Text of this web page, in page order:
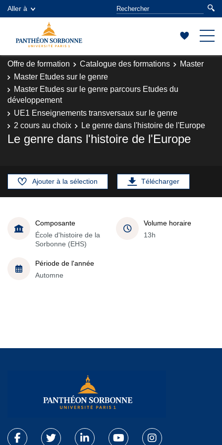
Aller à
Offre de formation Catalogue des formations
Master
Master Etudes sur le genre
Master Etudes sur le genre parcours Etudes du
développement
UE1 Enseignements transversaux sur le genre
2 cours au choix
Le genre dans l'histoire de l'Europe
Le genre dans l'histoire de l'Europe
Ajouter à la sélection Télécharger
Composante
École d'histoire de la
Sorbonne (EHS)
Volume horaire
13h
Période de l'année
Automne